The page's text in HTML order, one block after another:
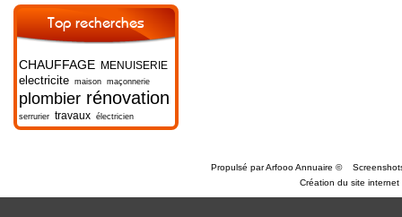
Top recherches
CHAUFFAGE MENUISERIE
electricite maison maçonnerie
plombier rénovation
serrurier travaux électricien
Propulsé parArfooo Annuaire ©
Création du site internet